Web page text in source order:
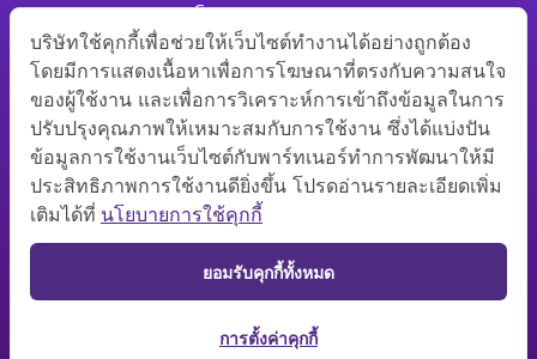
มาตรฐานการรับรอง โดย
ว00012/2560
ช00003/2563
อลว021121000/2564
อลช023321000/2564
0105560058369
© สงวนลิขสิทธิ์ 2569 บริษัท อินชัวร์ เอกซ์ จำกัด
บริษัทใช้คุกกี้เพื่อช่วยให้เว็บไซต์ทำงานได้อย่างถูกต้อง
โดยมีการแสดงเนื้อหาเพื่อการโฆษณาที่ตรงกับความสนใจ
ของผู้ใช้งาน และเพื่อการวิเคราะห์การเข้าถึงข้อมูลในการ
ปรับปรุงคุณภาพให้เหมาะสมกับการใช้งาน ซึ่งได้แบ่งปัน
ข้อมูลการใช้งานเว็บไซต์กับพาร์ทเนอร์ทำการพัฒนาให้มี
ประสิทธิภาพการใช้งานดียิ่งขึ้น โปรดอ่านรายละเอียดเพิ่ม
เติมได้ที่ นโยบายการใช้คุกกี้
ยอมรับคุกกี้ทั้งหมด
การตั้งค่าคุกกี้